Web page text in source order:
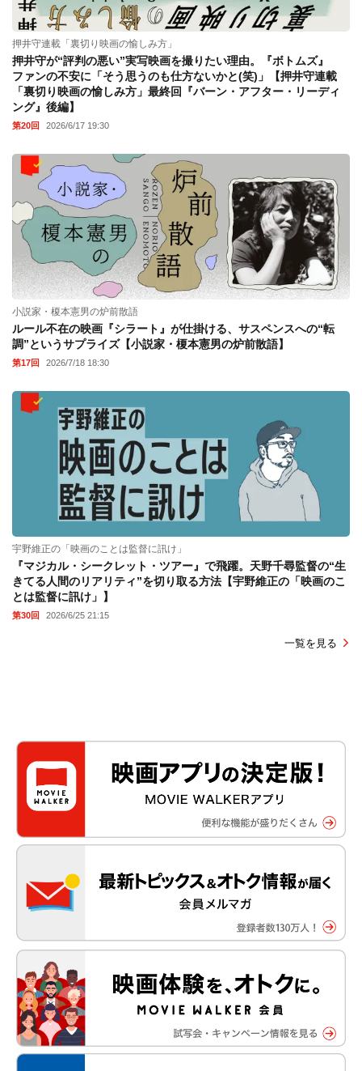
押井守連載「裏切り映画の愉しみ方」
押井守が“評判の悪い”実写映画を撮りたい理由。『ボトムズ』
ファンの不安に「そう思うのも仕方ないかと(笑)」【押井守連載
「裏切り映画の愉しみ方」最終回『バーン・アフター・リーディ
ング』後編】
第20回 2026/6/17 19:30
小説家・榎本憲男の炉前散語
ルール不在の映画『シラート』が仕掛ける、サスペンスへの“転
調”というサプライズ【小説家・榎本憲男の炉前散語】
第17回 2026/7/18 18:30
宇野維正の「映画のことは監督に訊け」
『マジカル・シークレット・ツアー』で飛躍。天野千尋監督の“生
きてる人間のリアリティ”を切り取る方法【宇野維正の「映画のこ
とは監督に訊け」】
第30回 2026/6/25 21:15
一覧を見る